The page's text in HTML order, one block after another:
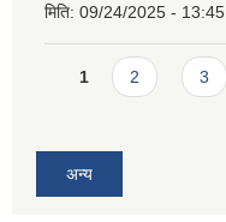
मिति: 09/24/2025 - 13:45
Pages
1 2 3
अन्य